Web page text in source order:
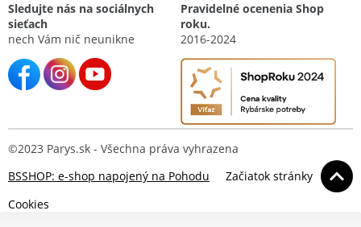
Sledujte nás na sociálnych
sieťach
nech Vám nič neunikne
Pravidelné ocenenia Shop
roku.
2016-2024
©2023 Parys.sk - Všechna práva vyhrazena
BSSHOP: e-shop napojený na Pohodu
Začiatok stránky
Cookies